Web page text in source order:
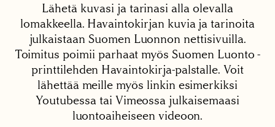
Lähetä kuvasi ja tarinasi alla olevalla
lomakkeella. Havaintokirjan kuvia ja tarinoita
julkaistaan Suomen Luonnon nettisivuilla.
Toimitus poimii parhaat myös Suomen Luonto -
printtilehden Havaintokirja-palstalle. Voit
lähettää meille myös linkin esimerkiksi
Youtubessa tai Vimeossa julkaisemaasi
luontoaiheiseen videoon.